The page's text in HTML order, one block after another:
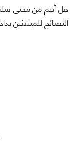
النصائح للمبتدئين